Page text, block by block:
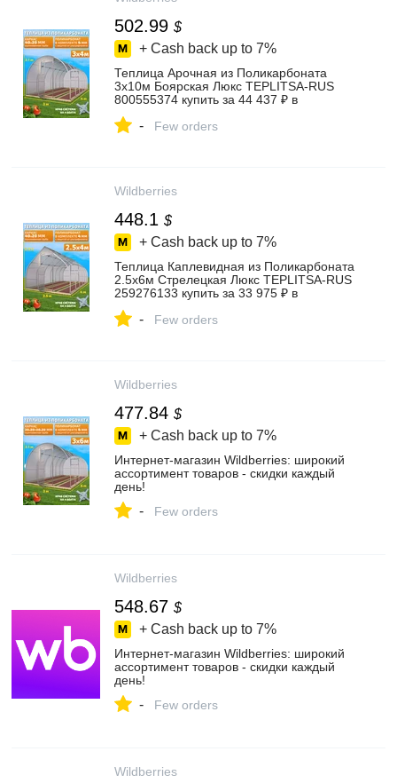
502.99 $
+ Cash back up to 7%
Теплица Арочная из Поликарбоната
3х10м Боярская Люкс TEPLITSA-RUS
800555374 купить за 44 437 ₽ в
- Few orders
Wildberries
448.1 $
+ Cash back up to 7%
Теплица Каплевидная из Поликарбоната
2.5х6м Стрелецкая Люкс TEPLITSA-RUS
259276133 купить за 33 975 ₽ в
- Few orders
Wildberries
477.84 $
+ Cash back up to 7%
Интернет‑магазин Wildberries: широкий
ассортимент товаров - скидки каждый
день!
- Few orders
Wildberries
548.67 $
+ Cash back up to 7%
Интернет‑магазин Wildberries: широкий
ассортимент товаров - скидки каждый
день!
- Few orders
Wildberries